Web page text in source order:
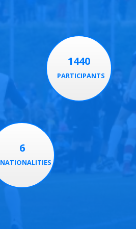
1440
PARTICIPANTS
6
NATIONALITIES